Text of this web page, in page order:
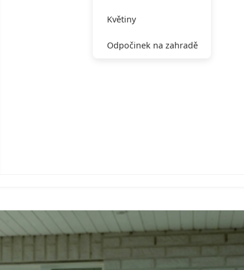
Květiny
Odpočinek na zahradě